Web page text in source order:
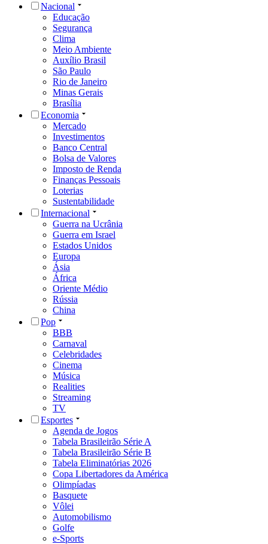
Nacional
Educação
Segurança
Clima
Meio Ambiente
Auxílio Brasil
São Paulo
Rio de Janeiro
Minas Gerais
Brasília
Economia
Mercado
Investimentos
Banco Central
Bolsa de Valores
Imposto de Renda
Finanças Pessoais
Loterias
Sustentabilidade
Internacional
Guerra na Ucrânia
Guerra em Israel
Estados Unidos
Europa
Ásia
África
Oriente Médio
Rússia
China
Pop
BBB
Carnaval
Celebridades
Cinema
Música
Realities
Streaming
TV
Esportes
Agenda de Jogos
Tabela Brasileirão Série A
Tabela Brasileirão Série B
Tabela Eliminatórias 2026
Copa Libertadores da América
Olimpíadas
Basquete
Vôlei
Automobilismo
Golfe
e-Sports